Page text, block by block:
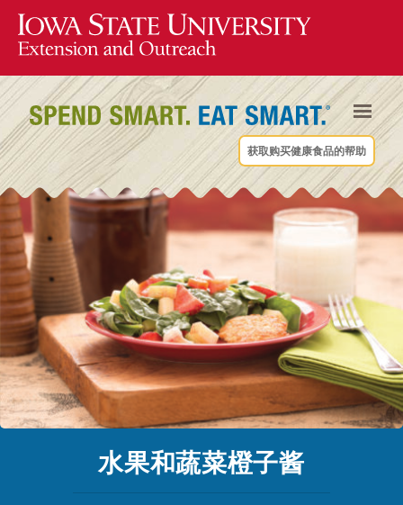
获取购买健康食品的帮助
水果和蔬菜橙子酱